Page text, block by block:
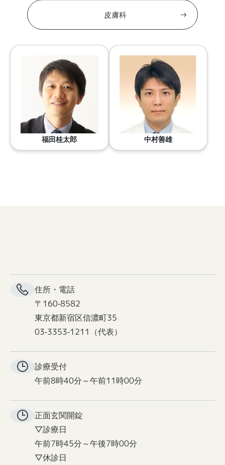
皮膚科
福田桂太郎 中村善雄
住所・電話
〒160-8582
東京都新宿区信濃町35
03-3353-1211（代表）
診療受付
午前8時40分～午前11時00分
正面玄関開錠
▽診療日
午前7時45分～午後7時00分
▽休診日